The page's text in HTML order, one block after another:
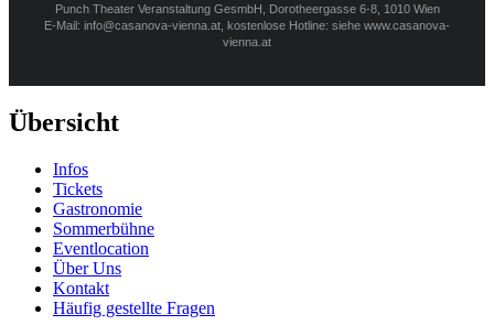
Punch Theater Veranstaltung GesmbH, Dorotheergasse 6-8, 1010 Wien
E-Mail: info@casanova-vienna.at, kostenlose Hotline: siehe www.casanova-
vienna.at
Übersicht
Infos
Tickets
Gastronomie
Sommerbühne
Eventlocation
Über Uns
Kontakt
Häufig gestellte Fragen